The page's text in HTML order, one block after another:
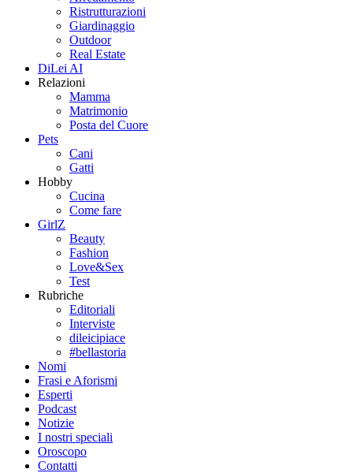
Ristrutturazioni
Giardinaggio
Outdoor
Real Estate
DiLei AI
Relazioni
Mamma
Matrimonio
Posta del Cuore
Pets
Cani
Gatti
Hobby
Cucina
Come fare
GirlZ
Beauty
Fashion
Love&Sex
Test
Rubriche
Editoriali
Interviste
dileicipiace
#bellastoria
Nomi
Frasi e Aforismi
Esperti
Podcast
Notizie
I nostri speciali
Oroscopo
Contatti